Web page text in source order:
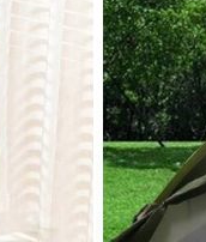
63 追蹤者
63 追蹤者